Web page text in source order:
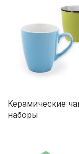
Керамические
наборы